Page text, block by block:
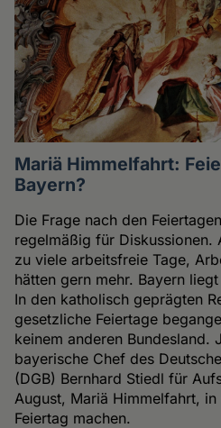
Mariä Himmelfahrt:
Bayern?
Die Frage nach den
regelmäßig für Diskussionen.
zu viele arbeitsfreie Tage,
hätten gern mehr. Bayern
In den katholisch geprägten
gesetzliche Feiertage
keinem anderen Bundesland.
bayerische Chef des
(DGB) Bernhard Stiedl für
August, Mariä Himmelfahrt,
Feiertag machen.